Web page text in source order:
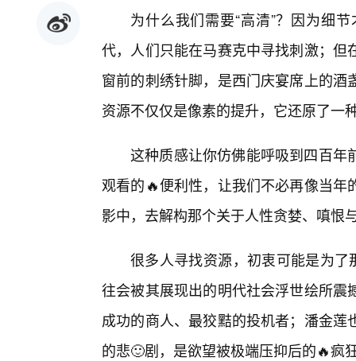
为什么我们需要“高清”？因为细
代，人们只能在马赛克中寻找刺激；
窗前的刺绣针脚，是西门庆宴席上的
资源不仅仅是像素的提升，它还原了一
这种质感让你仿佛能呼吸到四百年
观看的🔥便利性，让我们不必再像当
影中，去解构那个关于人性贪婪、嗔恨
很多人寻找资源，初衷可能是为了
往会被其展现出的明代社会浮世绘所
成功的商人、最狡黠的投机者；潘金
的悲🙂剧，是欲望被极端压抑后的🔥疯